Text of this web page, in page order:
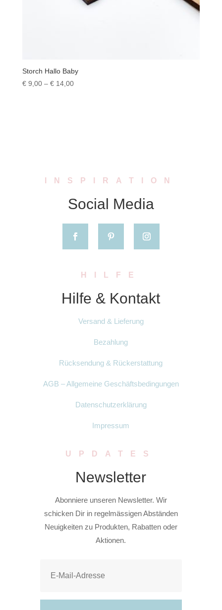
Storch Hallo Baby
€9,00 – €14,00Preisspanne:
INSPIRATION
Social Media
HILFE
Hilfe & Kontakt
Versand & Lieferung
Bezahlung
Rücksendung & Rückerstattung
AGB – Allgemeine Geschäftsbedingungen
Datenschutzerklärung
Impressum
UPDATES
Newsletter
Abonniere unseren Newsletter. Wir
schicken Dir in regelmässigen Abständen
Neuigkeiten zu Produkten, Rabatten oder
Aktionen.